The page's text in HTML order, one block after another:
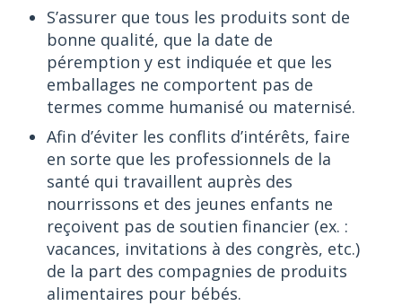
S’assurer que tous les produits sont de
bonne qualité, que la date de
péremption y est indiquée et que les
emballages ne comportent pas de
termes comme humanisé ou maternisé.
Afin d’éviter les conflits d’intérêts, faire
en sorte que les professionnels de la
santé qui travaillent auprès des
nourrissons et des jeunes enfants ne
reçoivent pas de soutien financier (ex. :
vacances, invitations à des congrès, etc.)
de la part des compagnies de produits
alimentaires pour bébés.